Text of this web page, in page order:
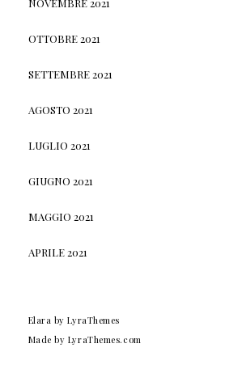
OTTOBRE 2021
SETTEMBRE 2021
AGOSTO 2021
LUGLIO 2021
GIUGNO 2021
MAGGIO 2021
APRILE 2021
Elara by LyraThemes
Made by LyraThemes.com